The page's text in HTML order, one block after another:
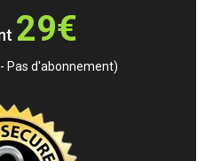
29€
Pas d'abonnement)